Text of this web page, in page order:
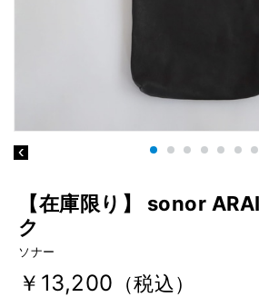
【在庫限り】 sonor
ク
ソナー
￥13,200 （税込）